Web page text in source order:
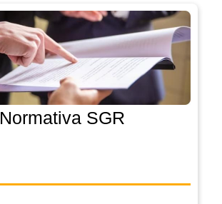
Normativa SGR